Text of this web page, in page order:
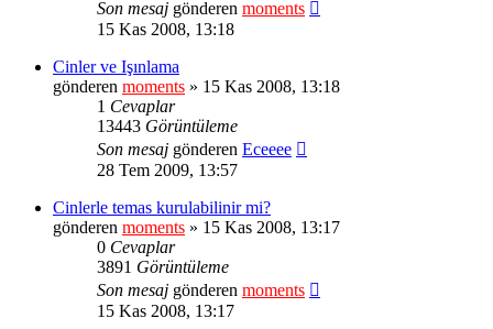
Son mesaj gönderen moments
15 Kas 2008, 13:18
Cinler ve Işınlama
gönderen moments » 15 Kas 2008, 13:18
1 Cevaplar
13443 Görüntüleme
Son mesaj gönderen Eceeee
28 Tem 2009, 13:57
Cinlerle temas kurulabilinir mi?
gönderen moments » 15 Kas 2008, 13:17
0 Cevaplar
3891 Görüntüleme
Son mesaj gönderen moments
15 Kas 2008, 13:17